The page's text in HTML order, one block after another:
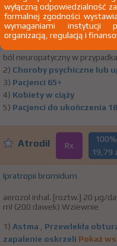
Wskazania pozarejestracyjne:
indukowanym przerzutami w
nerwowego; ból u chorych z
ból neuropatyczny w
2) Choroby psychiczne lub
3) Pacjenci 65+
4) Kobiety w ciąży
5) Pacjenci do ukończenia
Atrodil Rx
100%
19,79
Ipratropii bromidum
aerozol inhal. [roztw.] 20 µg/
ml (200 dawek) Wziewnie
1) Astma , Przewlekła
zapalenie oskrzeli Pokaż
wyłączną odpowiedzialność
formalnej zgodności
wymaganiami instytucji
organizacją, regulacją i